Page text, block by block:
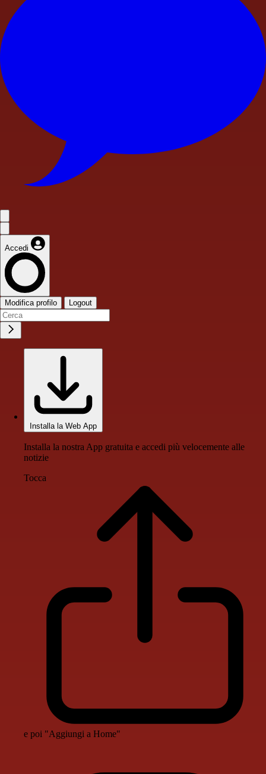
Accedi
Modifica profilo Logout
Installa la Web App
Installa la nostra App gratuita e accedi più velocemente alle
notizie
Tocca
e poi "Aggiungi a Home"